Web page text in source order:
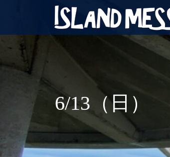
6/13（日）